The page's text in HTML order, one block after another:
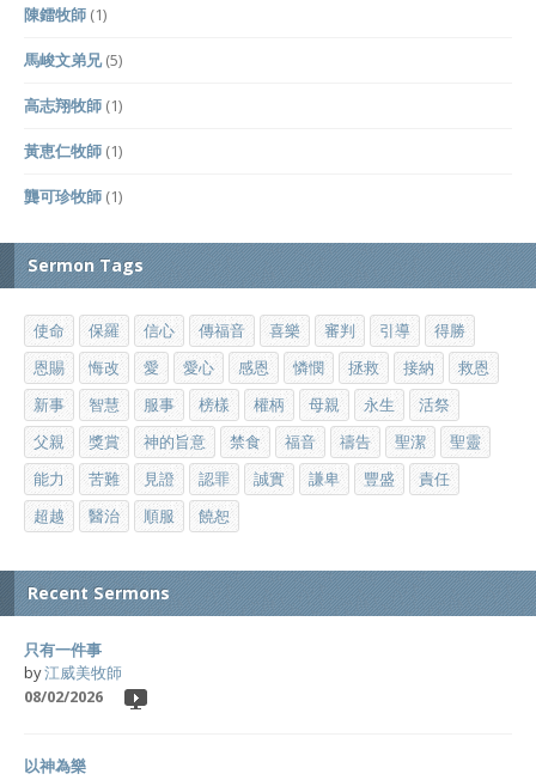
陳鐳牧師 (1)
馬峻文弟兄(5)
高志翔牧師 (1)
黃恵仁牧師 (1)
龔可珍牧師 (1)
Sermon Tags
使命 保羅 信心 傳福音 喜樂 審判 引導
得勝
恩賜
悔改 愛 愛心 感恩 憐憫 拯救 接納
救恩
新事
智慧 服事 榜樣 權柄 母親 永生
活祭
父親
獎賞 神的旨意 禁食 福音 禱告 聖潔
聖靈
能力
苦難 見證 認罪 誠實 謙卑 豐盛
責任
超越
醫治 順服 饒恕
Recent Sermons
只有一件事
by江威美牧師
08/02/2026
以神為樂